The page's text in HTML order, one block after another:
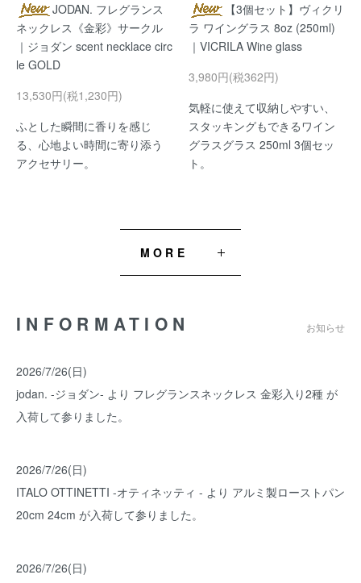
JODAN. フレグランス
ネックレス《金彩》サークル
｜ジョダン scent necklace circ
le GOLD
13,530円(税1,230円)
ふとした瞬間に香りを感じ
る、心地よい時間に寄り添う
アクセサリー。
【3個セット】ヴィクリ
ラ ワイングラス 8oz (250ml)
｜VICRILA Wine glass
3,980円(税362円)
気軽に使えて収納しやすい、
スタッキングもできるワイン
グラスグラス 250ml 3個セッ
ト。
MORE
INFORMATION お知らせ
2026/7/26(日)
jodan. -ジョダン- より フレグランスネックレス 金彩入り2種 が
入荷して参りました。
2026/7/26(日)
ITALO OTTINETTI -オティネッティ - より アルミ製ローストパン
20cm 24cm が入荷して参りました。
2026/7/26(日)